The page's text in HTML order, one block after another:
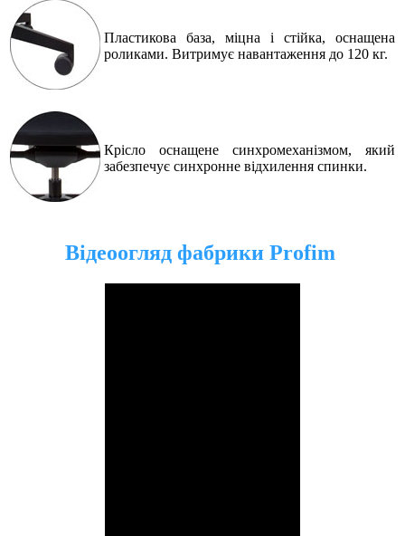
Пластикова база, міцна і стійка, оснащена
роликами. Витримує навантаження до 120 кг.
Крісло оснащене синхромеханізмом, який
забезпечує синхронне відхилення спинки.
Відеоогляд фабрики Profim